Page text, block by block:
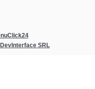
DevInterface SRL